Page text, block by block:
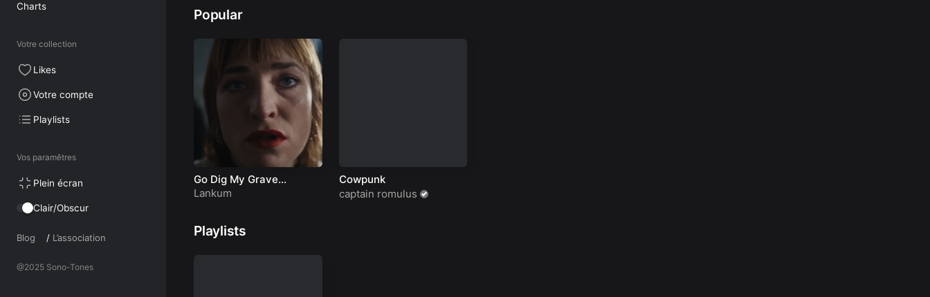
Charts
Votre collection
Likes
Votre compte
Playlists
Vos paramêtres
Plein écran
Clair/Obscur
Blog / L’association
@2025 Sono-Tones
Popular
Go Dig My Grave
(Official Video)
Lankum
Cowpunk
captain romulus
Playlists